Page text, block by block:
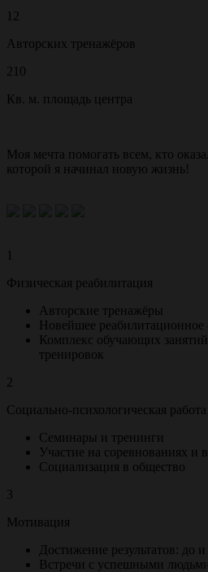
12
Авторских тренажёров
210
Кв. м. площадь центра
Моя мечта помогать всем, кто
которой я начинал новую жизнь!
1
Физическая реабилитация
Авторские тренажёры
Новейшее реабилитационное
Комплекс обучающих
тренировок
2
Социально-психологическая работа
Семинары и тренинги
Участие на соревнованиях и
Социализация в общество
3
Мотивация
Достижение результатов: до и
Встречи с успешными людьми